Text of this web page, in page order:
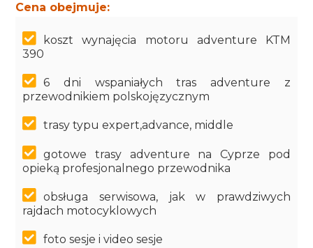
Cena obejmuje:
koszt wynajęcia motoru adventure KTM
390
6 dni wspaniałych tras adventure z
przewodnikiem polskojęzycznym
trasy typu expert,advance, middle
gotowe trasy adventure na Cyprze pod
opieką profesjonalnego przewodnika
obsługa serwisowa, jak w prawdziwych
rajdach motocyklowych
foto sesje i video sesje